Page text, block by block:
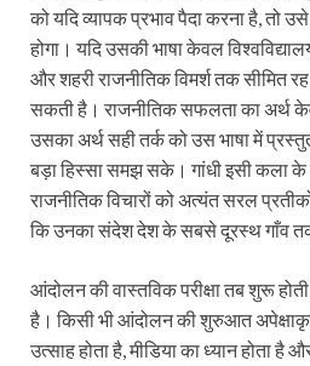
को यदि व्यापक प्रभाव पैदा करना है, तो
होगा। यदि उसकी भाषा केवल
और शहरी राजनीतिक विमर्श तक सीमित
सकती है। राजनीतिक सफलता का अर्थ
उसका अर्थ सही तर्क को उस भाषा में
बड़ा हिस्सा समझ सके। गांधी इसी कला
राजनीतिक विचारों को अत्यंत सरल
कि उनका संदेश देश के सबसे दूरस्थ गाँव
आंदोलन की वास्तविक परीक्षा तब शुरू
है। किसी भी आंदोलन की शुरुआत
उत्साह होता है, मीडिया का ध्यान होता है